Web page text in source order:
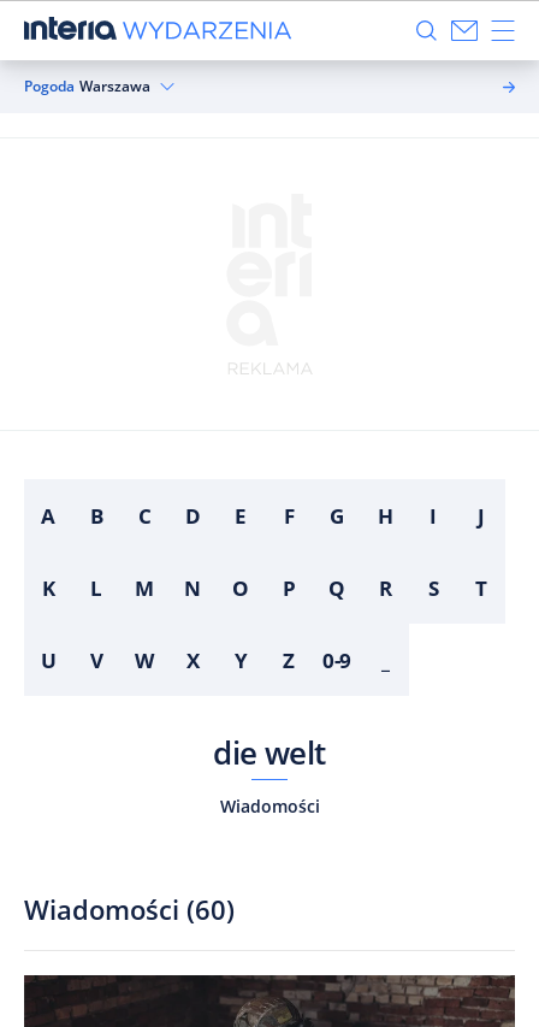
Pogoda Warszawa
A B C D E F G H I J
K L M N O P Q R S T
U V W X Y Z 0-9
die welt
Wiadomości
Wiadomości (60)